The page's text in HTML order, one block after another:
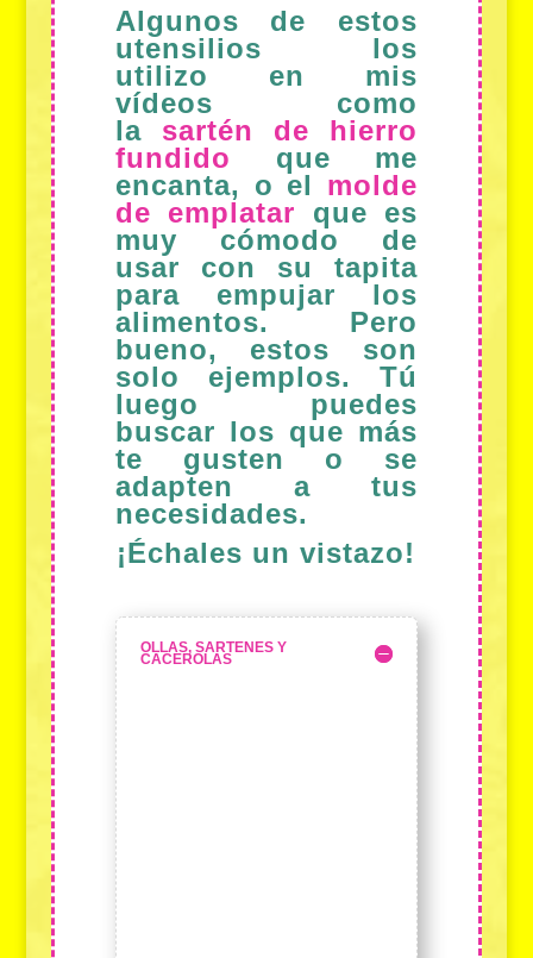
Algunos de estos
utensilios los
utilizo en mis
vídeos como
la
sartén de hierro
fundido que me
encanta, o el molde
de emplatar
que es
muy cómodo de
usar con su tapita
para empujar los
alimentos. Pero
bueno, estos son
solo ejemplos. Tú
luego puedes
buscar los que más
te gusten o se
adapten a tus
necesidades.
¡Échales un vistazo!
OLLAS, SARTENES Y
CACEROLAS